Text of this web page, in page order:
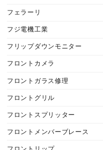
フェラーリ
フジ電機工業
フリップダウンモニター
フロントカメラ
フロントガラス修理
フロントグリル
フロントスプリッター
フロントメンバーブレース